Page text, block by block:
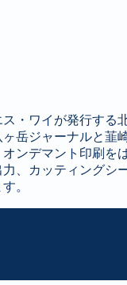
・ワイが発行する
岳ジャーナルと韮
ンデマント印刷を
、カッティングシ
。